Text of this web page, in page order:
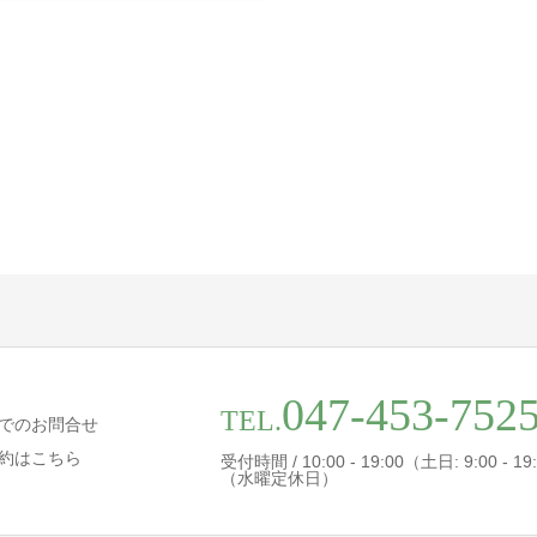
のお問合せ
はこちら
TEL.047-453-
受付時間 / 10:00 - 19:00（土日: 9:00 -
（水曜定休日）